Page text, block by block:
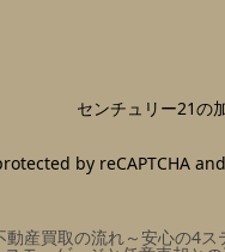
センチュリー21の